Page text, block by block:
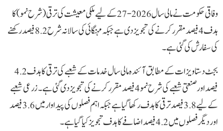
وفاقی حکومت نے مالی سال 2026-27 کے لیے ملکی معیشت کی ترقی (شرح نمو) کا
ہدف 4 فیصد مقرر کرنے کی تجویز دی ہے جبکہ مہنگائی کی سالانہ شرح 8.2 فیصد رکھنے
کی سفارش کی گئی ہے۔
بجٹ دستاویزات کے مطابق آئندہ مالی سال خدمات کے شعبے کی ترقی کا ہدف 4.2
فیصد اور صنعتی شعبے کی شرح نمو 4 فیصد مقرر کرنے کی تجویز دی گئی ہے۔ زرعی شعبے
کے لیے 3.8 فیصد ترقی کا ہدف رکھا گیا ہے جبکہ اہم فصلوں کی پیداوار میں 3.6 فیصد
اور دیگر فصلوں میں 4.2 فیصد اضافے کا ہدف تجویز کیا گیا ہے۔